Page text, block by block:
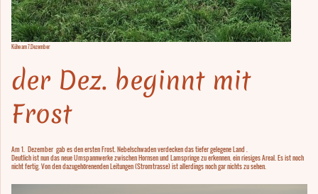
Kühe am 7.Dezember
der Dez. beginnt mit
Frost
Am 1. Dezember gab es den ersten Frost. Nebelschwaden verdecken das tiefer gelegene Land .
Deutlich ist nun das neue Umspannwerke zwischen Hornsen und Lamspringe zu erkennen. ein riesiges Areal. Es ist noch
nicht fertig. Von den dazugehörenenden Leitungen (Stromtrasse) ist allerdings noch gar nichts zu sehen.